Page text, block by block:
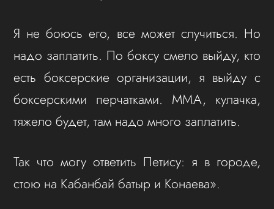
Я не боюсь его, все может случиться. Но
надо заплатить. По боксу смело выйду, кто
есть боксерские организации, я выйду с
боксерскими перчатками. ММА, кулачка,
тяжело будет, там надо много заплатить.
Так что могу ответить Петису: я в городе,
стою на Кабанбай батыр и Конаева».